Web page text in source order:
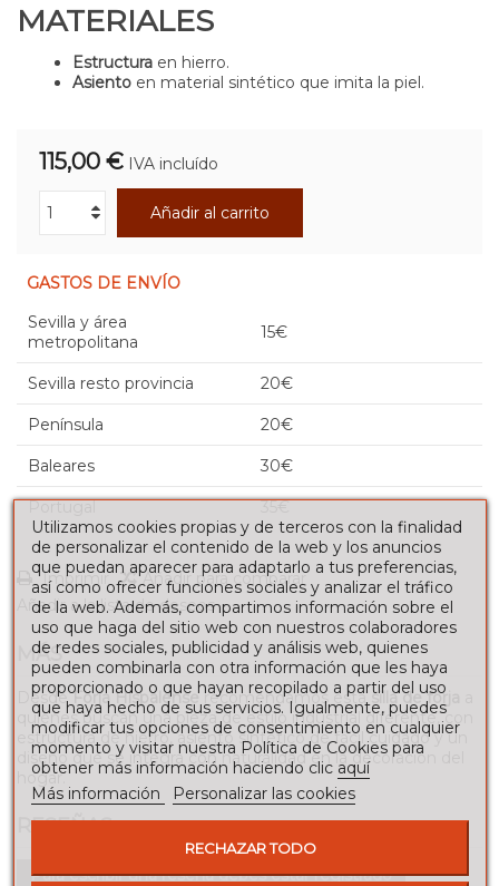
MATERIALES
Estructura en hierro.
Asiento en material sintético que imita la piel.
115,00 € IVA incluído
Añadir al carrito
GASTOS DE ENVÍO
Sevilla y área
metropolitana
15€
Sevilla resto provincia 20€
Península 20€
Baleares 30€
Portugal 35€
Imprimir
Añadir para comparar
Añadir a la lista de deseos
MÁS
DesdeForja Hispalense recomendamos esta silla de forja
quienes buscan una pieza de estilo industrial diferente, con
estructura de hierro, asiento sintético de fácil cuidado y un
diseño que se integra con naturalidad en la decoración del
hogar.
RESEÑAS
Para escribir una reseña debes estar registrado
Utilizamos cookies propias y de terceros con la finalidad
de personalizar el contenido de la web y los anuncios
que puedan aparecer para adaptarlo a tus preferencias,
así como ofrecer funciones sociales y analizar el tráfico
de la web. Además, compartimos información sobre el
uso que haga del sitio web con nuestros colaboradores
de redes sociales, publicidad y análisis web, quienes
pueden combinarla con otra información que les haya
proporcionado o que hayan recopilado a partir del uso
que haya hecho de sus servicios. Igualmente, puedes
modificar tus opciones de consentimiento en cualquier
momento y visitar nuestra Política de Cookies para
obtener más información haciendo clic aquí
Más información
Personalizar las cookies
RECHAZAR TODO